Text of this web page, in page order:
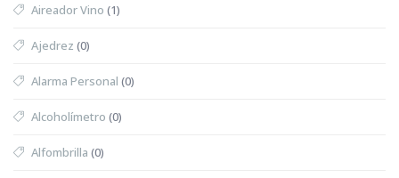
Aireador Vino (1)
Ajedrez (0)
Alarma Personal (0)
Alcoholímetro (0)
Alfombrilla (0)